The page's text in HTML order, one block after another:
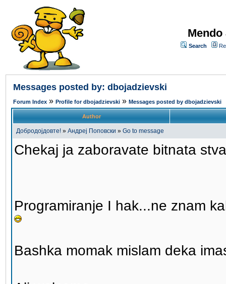
Search
Messages posted by: dbojadzievski
Forum Index » Profile for dbojadzievski » Messages posted by dbojadzievski
Author
Добродојдовте! » Андреј Поповски » Go to message
Chekaj ja zaboravate bitnata
Programiranje I hak...ne znam
Bashka momak mislam deka